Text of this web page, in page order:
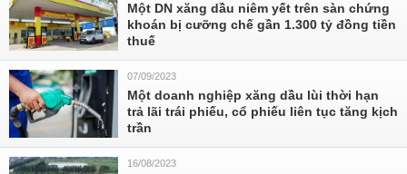
Một DN xăng dầu niêm yết trên sàn chứng
khoán bị cưỡng chế gần 1.300 tỷ đồng tiền
thuế
07/09/2023
Một doanh nghiệp xăng dầu lùi thời hạn
trả lãi trái phiếu, cổ phiếu liên tục tăng kịch
trần
16/08/2023